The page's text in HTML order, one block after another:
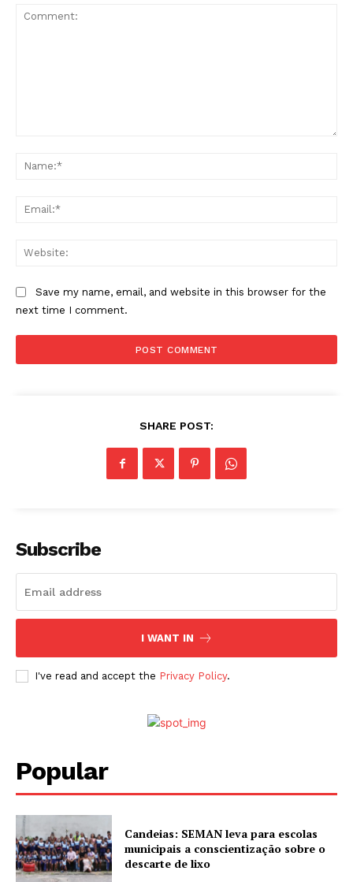
Save my name, email, and website in this browser for the
next time I comment.
SHARE POST:
Subscribe
I WANT IN
I've read and accept the Privacy Policy.
Popular
Candeias: SEMAN leva para escolas
municipais a conscientização sobre o
descarte de lixo